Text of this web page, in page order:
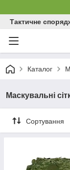
Тактичне
Каталог
Маскувальні
Сортування